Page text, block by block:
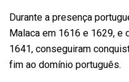
Durante a presença
Malaca em 1616 e 1629, e
1641, conseguiram
fim ao domínio português.